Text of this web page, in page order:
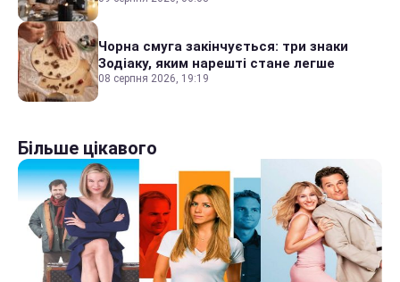
Чорна смуга закінчується: три знаки
Зодіаку, яким нарешті стане легше
08 серпня 2026, 19:19
Більше цікавого